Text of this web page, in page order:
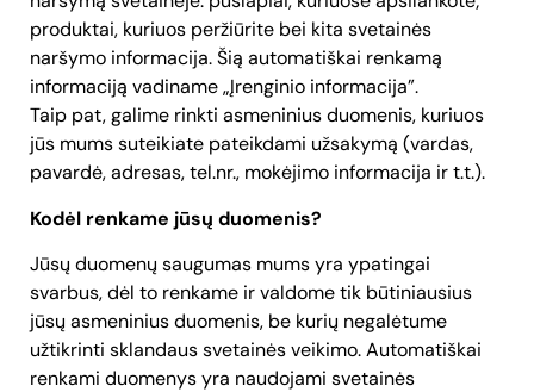
produktai, kuriuos peržiūrite bei kita svetainės
naršymo informacija. Šią automatiškai renkamą
informaciją vadiname „Įrenginio informacija”.
Taip pat, galime rinkti asmeninius duomenis, kuriuos
jūs mums suteikiate pateikdami užsakymą (vardas,
pavardė, adresas, tel.nr., mokėjimo informacija ir t.t.).
Kodėl renkame jūsų duomenis?
Jūsų duomenų saugumas mums yra ypatingai
svarbus, dėl to renkame ir valdome tik būtiniausius
jūsų asmeninius duomenis, be kurių negalėtume
užtikrinti sklandaus svetainės veikimo. Automatiškai
renkami duomenys yra naudojami svetainės